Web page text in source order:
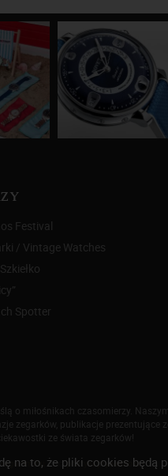
Festival
/ Vintage Watches
Spotter
miłośnikach czasomierzy.
zegarków, publikacje
ze świata zegarków!
regulaminu orazpolityki prywatności
na to, że pliki cookies będą